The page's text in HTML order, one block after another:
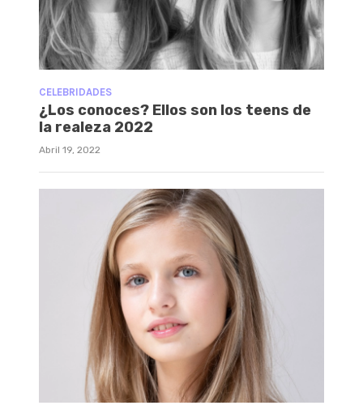
CELEBRIDADES
¿Los conoces? Ellos son los teens de
la realeza 2022
Abril 19, 2022